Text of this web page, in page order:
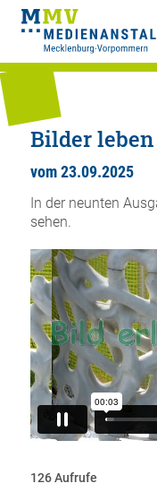
Bilder
vom 23.09.2025
In der neunten
sehen.
126 Aufrufe